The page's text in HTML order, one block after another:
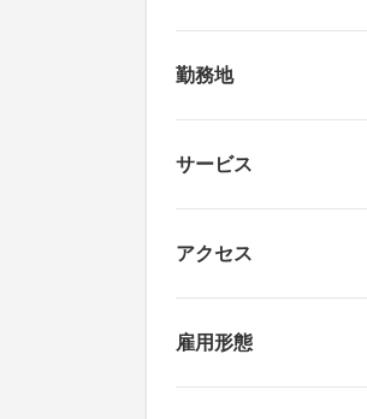
勤務地
サービス
アクセス
雇用形態